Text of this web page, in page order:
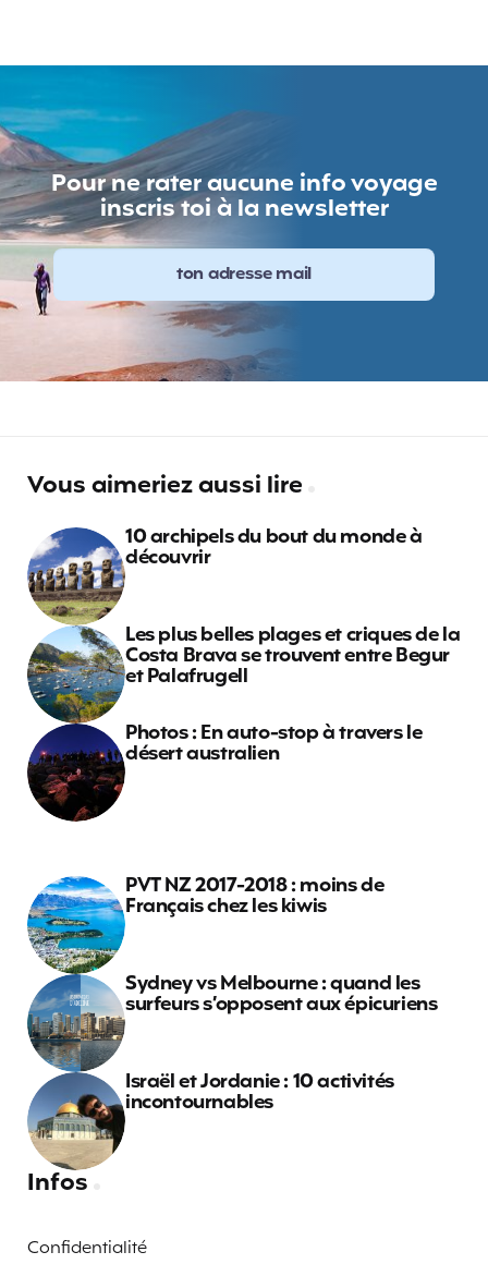
Pour ne rater aucune info voyage
inscris toi à la newsletter
Vous aimeriez aussi lire
10 archipels du bout du monde à
découvrir
Les plus belles plages et criques de la
Costa Brava se trouvent entre Begur
et Palafrugell
Photos : En auto-stop à travers le
désert australien
PVT NZ 2017-2018 : moins de
Français chez les kiwis
Sydney vs Melbourne : quand les
surfeurs s’opposent aux épicuriens
Israël et Jordanie : 10 activités
incontournables
Infos
Confidentialité